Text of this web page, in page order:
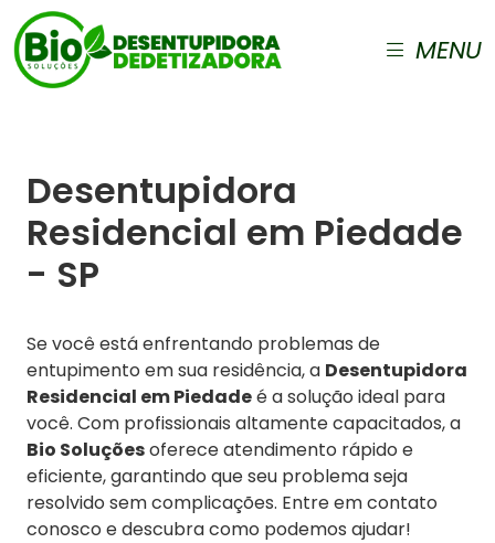
MENU
Desentupidora
Residencial em Piedade
- SP
Se você está enfrentando problemas de
entupimento em sua residência, a Desentupidora
Residencial em Piedadeé a solução ideal para
você. Com profissionais altamente capacitados, a
Bio Soluçõesoferece atendimento rápido e
eficiente, garantindo que seu problema seja
resolvido sem complicações. Entre em contato
conosco e descubra como podemos ajudar!